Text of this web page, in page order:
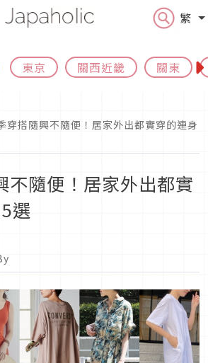
繁
東京 關西近畿 關東
穿搭隨興不隨便！居家外出都實穿的連身
不隨便！居家外出都實
選